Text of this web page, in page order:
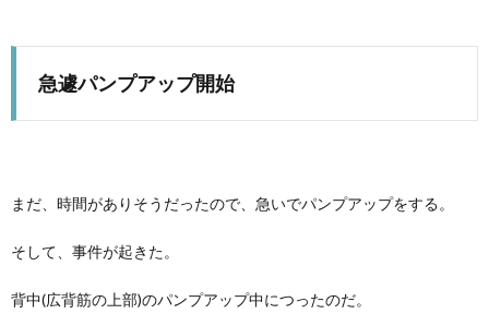
急遽パンプアップ開始
まだ、時間がありそうだったので、急いでパンプアップをする。
そして、事件が起きた。
背中(広背筋の上部)のパンプアップ中につったのだ。